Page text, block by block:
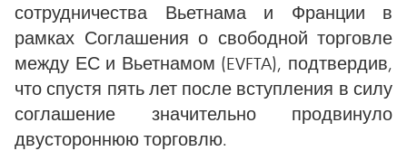
сотрудничества Вьетнама и Франции в
рамках Соглашения о свободной торговле
между ЕС и Вьетнамом (EVFTA), подтвердив,
что спустя пять лет после вступления в силу
соглашение значительно продвинуло
двустороннюю торговлю.